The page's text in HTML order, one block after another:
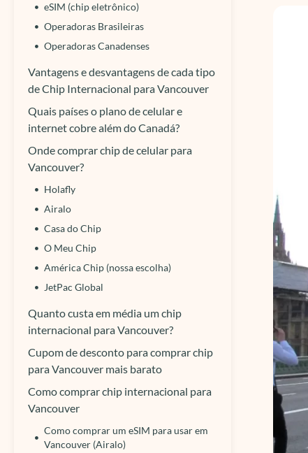
eSIM (chip eletrônico)
Operadoras Brasileiras
Operadoras Canadenses
Vantagens e desvantagens de cada tipo
de Chip Internacional para Vancouver
Quais países o plano de celular e
internet cobre além do Canadá?
Onde comprar chip de celular para
Vancouver?
Holafly
Airalo
Casa do Chip
O Meu Chip
América Chip (nossa escolha)
JetPac Global
Quanto custa em média um chip
internacional para Vancouver?
Cupom de desconto para comprar chip
para Vancouver mais barato
Como comprar chip internacional para
Vancouver
Como comprar um eSIM para usar em
Vancouver (Airalo)